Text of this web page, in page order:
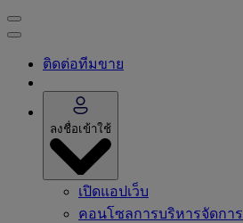
ติดต่อทีมขาย
ลงชื่อเข้าใช้
เปิดแอปเว็บ
คอนโซลการบริหารจัดการ